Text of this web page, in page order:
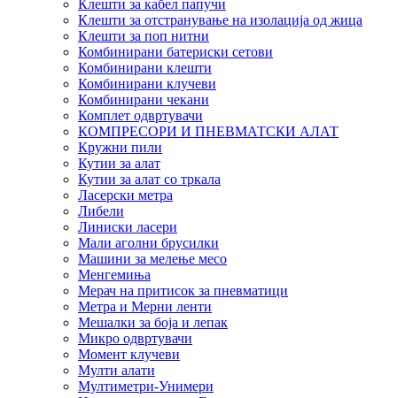
Клешти за кабел папучи
Клешти за отстранување на изолација од жица
Клешти за поп нитни
Комбинирани батериски сетови
Комбинирани клешти
Комбинирани клучеви
Комбинирани чекани
Комплет одвртувачи
КОМПРЕСОРИ И ПНЕВМАТСКИ АЛАТ
Кружни пили
Кутии за алат
Кутии за алат со тркала
Ласерски метра
Либели
Линиски ласери
Мали аголни брусилки
Машини за мелење месо
Менгемиња
Мерач на притисок за пневматици
Метра и Мерни ленти
Мешалки за боја и лепак
Микро одвртувачи
Момент клучеви
Мулти алати
Мултиметри-Унимери